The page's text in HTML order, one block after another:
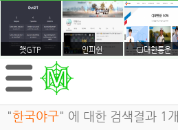
챗GTP 인피쉰 CJ대한통운
"한국야구" 에 대한 검색결과 1개